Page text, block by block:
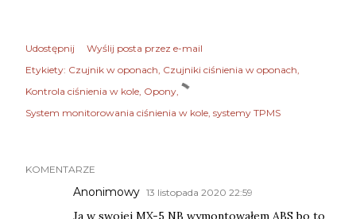
Udostępnij
Wyślij posta przez e-mail
Etykiety: Czujnik w oponach Czujniki ciśnienia w oponach
Kontrola ciśnienia w kole Opony
System monitorowania ciśnienia w kole systemy TPMS
KOMENTARZE
Anonimowy 13 listopada 2020 22:59
Ja w swojej MX-5 NB wymontowałem ABS bo to